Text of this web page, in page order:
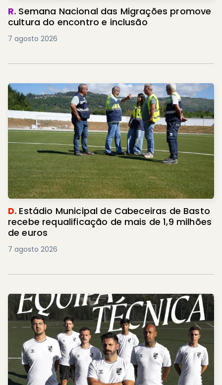
R. Semana Nacional das Migrações promove
cultura do encontro e inclusão
7 agosto 2026
D. Estádio Municipal de Cabeceiras de Basto
recebe requalificação de mais de 1,9 milhões
de euros
7 agosto 2026